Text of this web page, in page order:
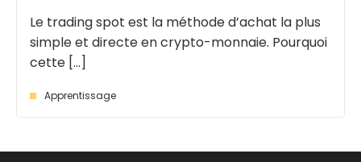
Le trading spot est la méthode d’achat la plus
simple et directe en crypto-monnaie. Pourquoi
cette [...]
Apprentissage